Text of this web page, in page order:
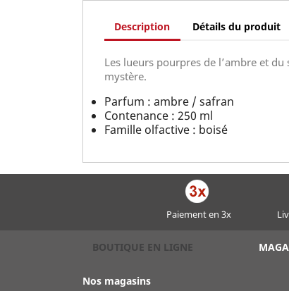
Description Détails du produit
Les lueurs pourpres de l’ambre et
mystère.
Parfum : ambre / safran
Contenance : 250 ml
Famille olfactive : boisé
Paiement en 3x
BOUTIQUE EN LIGNE
Nos magasins